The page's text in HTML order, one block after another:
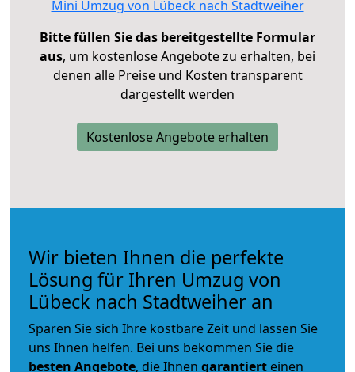
Mini Umzug von Lübeck nach Stadtweiher
Bitte füllen Sie das bereitgestellte Formular
aus, um kostenlose Angebote zu erhalten, bei
denen alle Preise und Kosten transparent
dargestellt werden
Kostenlose Angebote erhalten
Wir bieten Ihnen die perfekte
Lösung für Ihren Umzug von
Lübeck nach Stadtweiher an
Sparen Sie sich Ihre kostbare Zeit und lassen Sie
uns Ihnen helfen. Bei uns bekommen Sie die
besten Angebote, die Ihnen garantiert einen